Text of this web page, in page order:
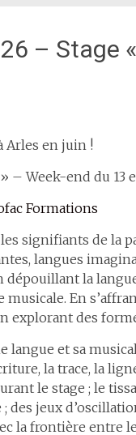
– Stage
Arles en juin !
– Week-end du 13
Formations
signifiants de la
langues
la
En
explorant des
langue et sa
la trace, la
le stage ; le
des jeux
la frontière entre